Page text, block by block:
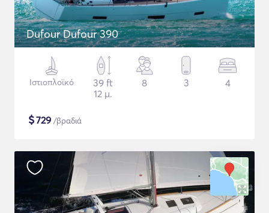
Dufour Dufour 390
Ιστιοπλοϊκό
39 ft
12 μ.
8 3 4
$729 /βραδιά